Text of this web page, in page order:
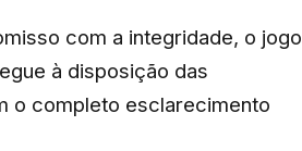
com a integridade, o jogo
à disposição das
o completo esclarecimento